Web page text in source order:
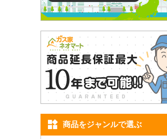
商品をジャンルで選ぶ